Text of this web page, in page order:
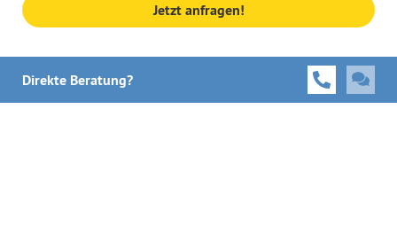
Jetzt anfragen!
Direkte Beratung?